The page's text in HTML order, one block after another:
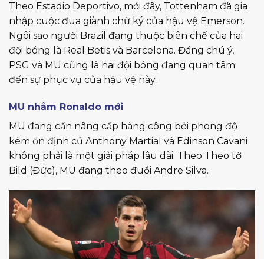
Theo Estadio Deportivo, mới đây, Tottenham đã gia
nhập cuộc đua giành chữ ký của hậu vệ Emerson.
Ngôi sao người Brazil đang thuộc biên chế của hai
đội bóng là Real Betis và Barcelona. Đáng chú ý,
PSG và MU cũng là hai đội bóng đang quan tâm
đến sự phục vụ của hậu vệ này.
MU nhắm Ronaldo mới
MU đang cần nâng cấp hàng công bởi phong độ
kém ổn định củ Anthony Martial và Edinson Cavani
không phải là một giải pháp lâu dài. Theo Theo tờ
Bild (Đức), MU đang theo đuổi Andre Silva.